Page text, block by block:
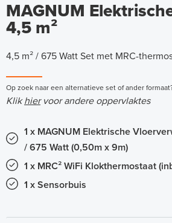
MAGNUM
4,5 m²
4,5 m² / 675 Watt Set met MRC-
Op zoek naar een alternatieve set of ander
Klikhiervoor andere oppervlaktes
1 x MAGNUM Elektrische
/ 675 Watt (0,50m x 9m)
1 x MRC² WiFi Klokthermostaat
1 x Sensorbuis